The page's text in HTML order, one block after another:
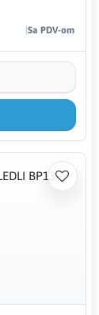
Sa PDV-om